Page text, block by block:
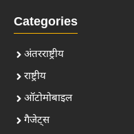
Categories
अंतरराष्ट्रीय
राष्ट्रीय
ऑटोमोबाइल
गैजेट्स